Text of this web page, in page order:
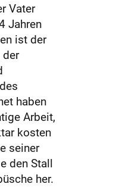
Vater
Jahren
ist der
haben
Arbeit,
kosten
seiner
den Stall
her.